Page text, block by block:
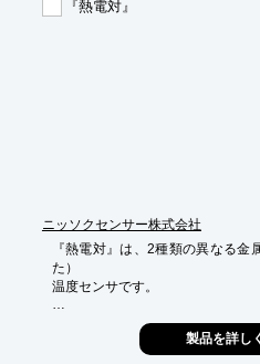
■絶縁抵抗が低く湿気の多い所での
『熱電対』
ニッソクセンサー株式会社
『熱電対』は、2種類の異なる金
た）
温度センサです。
両端の温度差に応じて発生する微
製品を詳し